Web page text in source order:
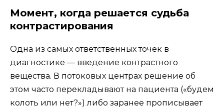
Момент, когда решается судьба
контрастирования
Одна из самых ответственных точек в
диагностике — введение контрастного
вещества. В потоковых центрах решение об
этом часто перекладывают на пациента («будем
колоть или нет?») либо заранее прописывает